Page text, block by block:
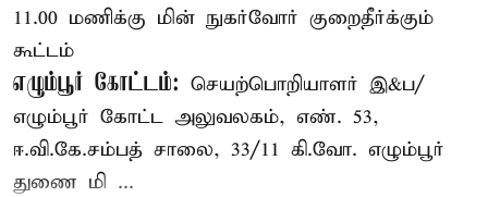
11.00 மணிக்கு மின் நுகர்வோர் குறைதீர்க்கும்
கூட்டம்
எழும்பூர் கோட்டம்: செயற்பொறியாளர் இ&ப/
எழும்பூர் கோட்ட அலுவலகம், எண். 53,
ஈ.வி.கே.சம்பத் சாலை, 33/11 கி.வோ. எழும்பூர்
துணை மி ...